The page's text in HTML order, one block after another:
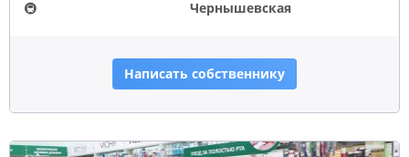
🚇
Чернышевская
Написать собственнику